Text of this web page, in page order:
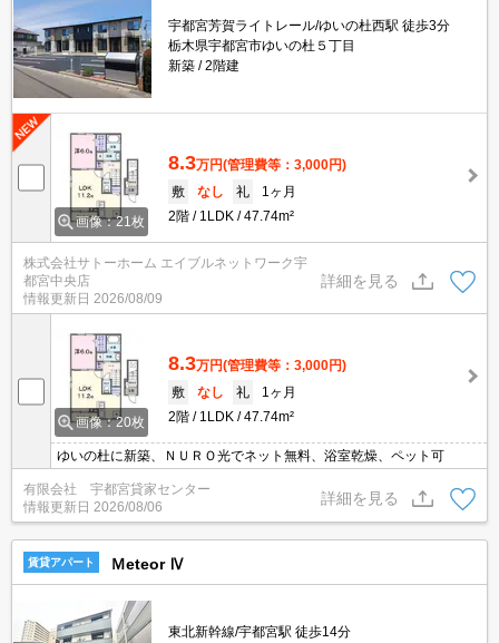
宇都宮芳賀ライトレール/ゆいの杜西駅 徒歩3分
栃木県宇都宮市ゆいの杜５丁目
新築
2階建
画像：21枚
8.3万円(管理費等：3,000円)
敷
なし 礼
1ヶ月
2階
1LDK 47.74m²
株式会社サトーホーム エイブルネットワーク宇
都宮中央店
情報更新日 2026/08/09
詳細を見る
画像：20枚
8.3万円(管理費等：3,000円)
敷
なし 礼
1ヶ月
2階
1LDK 47.74m²
ゆいの杜に新築、ＮＵＲＯ光でネット無料、浴室乾燥、ペット可
有限会社 宇都宮貸家センター
情報更新日 2026/08/06
詳細を見る
賃貸アパート Ｍeteor Ⅳ
東北新幹線/宇都宮駅 徒歩14分